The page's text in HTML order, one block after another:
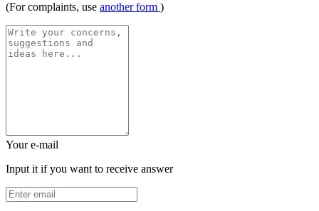
(For complaints, use another form )
Your e-mail
Input it if you want to receive answer